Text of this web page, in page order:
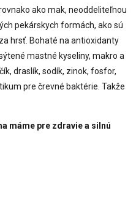
ako mak, neoddeliteľnou
pekárskych formách, ako sú
hrsť. Bohaté na antioxidanty
mastné kyseliny, makro a
draslík, sodík, zinok, fosfor,
pre črevné baktérie. Takže
máme pre zdravie a silnú